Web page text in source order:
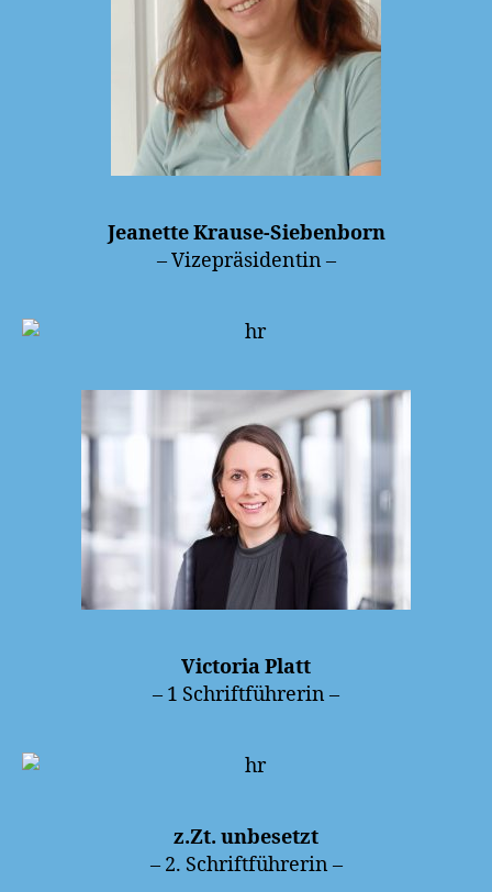
Jeanette Krause-Siebenborn
– Vizepräsidentin –
Victoria Platt
– 1 Schriftführerin –
z.Zt. unbesetzt
– 2. Schriftführerin –